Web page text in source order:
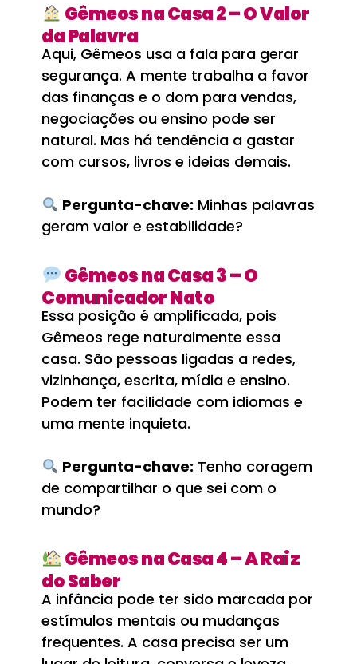
Gêmeos na Casa 2 – O Valor
da Palavra
Aqui, Gêmeos usa a fala para gerar
segurança. A mente trabalha a favor
das finanças e o dom para vendas,
negociações ou ensino pode ser
natural. Mas há tendência a gastar
com cursos, livros e ideias demais.
Pergunta-chave: Minhas palavras
geram valor e estabilidade?
Gêmeos na Casa 3 – O
Comunicador Nato
Essa posição é amplificada, pois
Gêmeos rege naturalmente essa
casa. São pessoas ligadas a redes,
vizinhança, escrita, mídia e ensino.
Podem ter facilidade com idiomas e
uma mente inquieta.
Pergunta-chave: Tenho coragem
de compartilhar o que sei com o
mundo?
Gêmeos na Casa 4 – A Raiz
do Saber
A infância pode ter sido marcada por
estímulos mentais ou mudanças
frequentes. A casa precisa ser um